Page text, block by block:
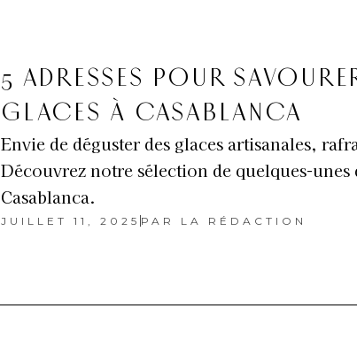
5 ADRESSES POUR
GLACES À CASABLANCA
Envie de déguster des glaces artisanales,
Découvrez notre sélection de quelques-unes
Casablanca.
JUILLET 11, 2025 PAR LA RÉDACTION